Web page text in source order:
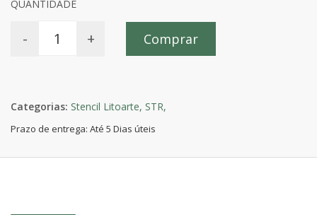
QUANTIDADE
- + Comprar
Categorias: Stencil Litoarte, STR,
Prazo de entrega: Até 5 Dias úteis